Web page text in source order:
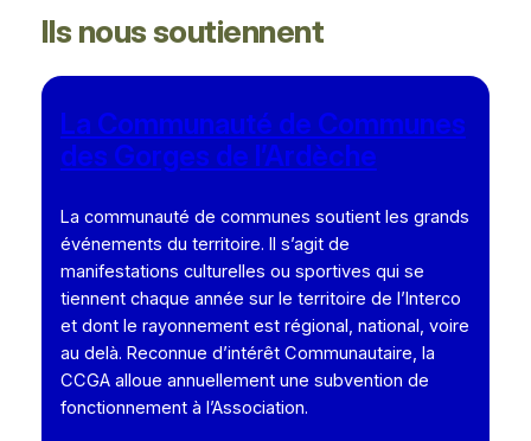
Ils nous soutiennent
La Communauté de Communes
des Gorges de l’Ardèche
La communauté de communes soutient les grands
événements du territoire. Il s’agit de
manifestations culturelles ou sportives qui se
tiennent chaque année sur le territoire de l’Interco
et dont le rayonnement est régional, national, voire
au delà. Reconnue d’intérêt Communautaire, la
CCGA alloue annuellement une subvention de
fonctionnement à l’Association.